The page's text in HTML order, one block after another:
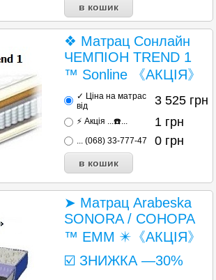
❖ Матрац Сонлайн
ЧЕМПІОН TREND 1
™ Sonline 《АКЦІЯ》
✓ Ціна на матрас
від
3 525 грн
⚡ Акція ...☎️... 1 грн
... (068) 33-777-47 0 грн
➤ Матрац Arabeska
SONORA / СОНОРА
™ ЕММ ✴️《АКЦІЯ》
☑️ ЗНИЖКА —30%